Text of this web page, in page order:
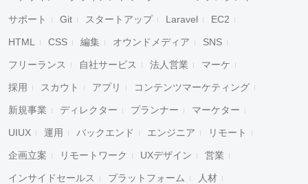
サポート Git スタートアップ Laravel EC2
HTML CSS 編集 オウンドメディア SNS
フリーランス 自社サービス 法人営業 マーケ
採用 スカウト アプリ コンテンツマーケティング
新規事業 ディレクター プランナー マーケター
UIUX 運用 バックエンド エンジニア リモート
企画立案 リモートワーク UXデザイン 営業
インサイドセールス プラットフォーム 人材